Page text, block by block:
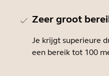
Zeer groot
Je krijgt superieure
een bereik tot 100